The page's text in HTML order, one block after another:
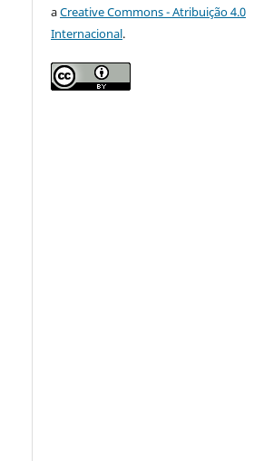
aCreative Commons - Atribuição 4.0
Internacional.